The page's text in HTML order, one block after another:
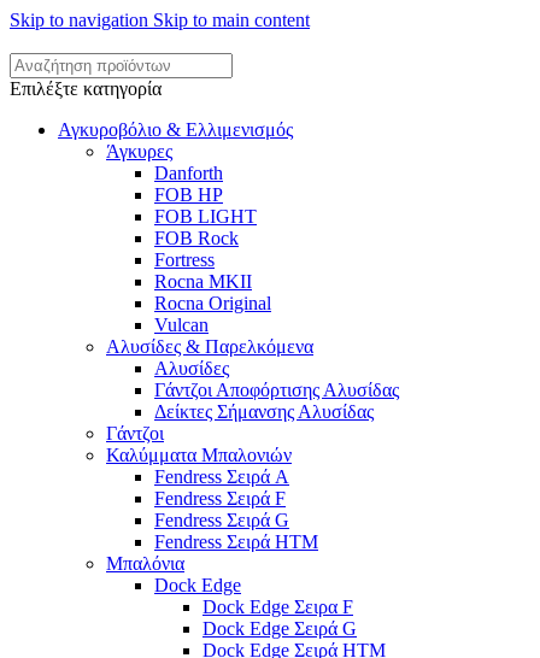
Skip to navigation Skip to main content
Επιλέξτε κατηγορία
Αγκυροβόλιο & Ελλιμενισμός
Άγκυρες
Danforth
FOB HP
FOB LIGHT
FOB Rock
Fortress
Rocna MKII
Rocna Original
Vulcan
Αλυσίδες & Παρελκόμενα
Αλυσίδες
Γάντζοι Αποφόρτισης Αλυσίδας
Δείκτες Σήμανσης Αλυσίδας
Γάντζοι
Καλύμματα Μπαλονιών
Fendress Σειρά A
Fendress Σειρά F
Fendress Σειρά G
Fendress Σειρά HTM
Μπαλόνια
Dock Edge
Dock Edge Σειρα F
Dock Edge Σειρά G
Dock Edge Σειρά HTM